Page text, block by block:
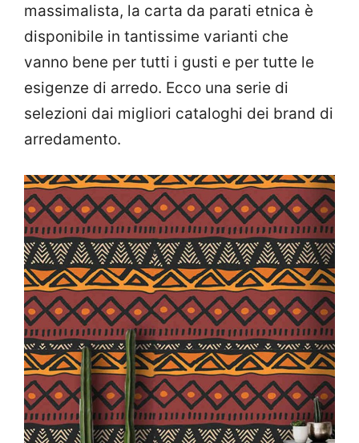
massimalista, la carta da parati etnica è
disponibile in tantissime varianti che
vanno bene per tutti i gusti e per tutte le
esigenze di arredo. Ecco una serie di
selezioni dai migliori cataloghi dei brand di
arredamento.